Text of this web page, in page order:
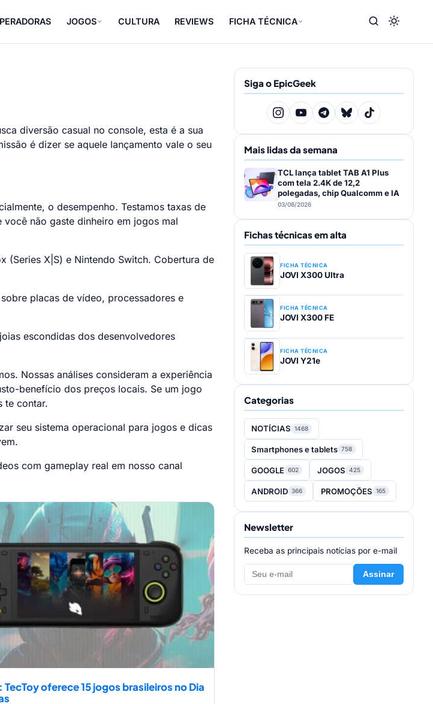
JOGOS CULTURA REVIEWS FICHA TÉCNICA
diversão casual no console, esta é a sua
é dizer se aquele lançamento vale o seu
o desempenho. Testamos taxas de
não gaste dinheiro em jogos mal
(Series X|S) e Nintendo Switch. Cobertura de
placas de vídeo, processadores e
escondidas dos desenvolvedores
Nossas análises consideram a experiência
benefício dos preços locais. Se um jogo
te contar.
seu sistema operacional para jogos e dicas
com gameplay real em nosso canal
TecToy oferece 15 jogos brasileiros no Dia
Siga o EpicGeek
Mais lidas da semana
TCL lança tablet TAB A1 Plus
com tela 2.4K de 12,2
polegadas, chip Qualcomm e IA
03/08/2026
Fichas técnicas em alta
FICHA TÉCNICA
JOVI X300 Ultra
FICHA TÉCNICA
JOVI X300 FE
FICHA TÉCNICA
JOVI Y21e
Categorias
NOTÍCIAS 1468
Smartphones e tablets 758
GOOGLE 602 JOGOS 425
ANDROID 366 PROMOÇÕES 165
Newsletter
Receba as principais notícias por e-mail
Assinar